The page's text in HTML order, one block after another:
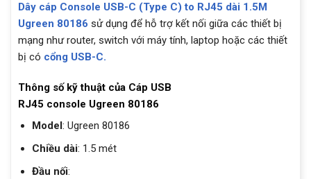
Dây cáp Console USB-C (Type C) to RJ45 dài 1.5M
Ugreen 80186 sử dụng để hỗ trợ kết nối giữa các thiết bị
mạng như router, switch với máy tính, laptop hoặc các thiết
bị có cổng USB-C.
Thông số kỹ thuật của Cáp USB
RJ45 console Ugreen 80186
Model: Ugreen 80186
Chiều dài: 1.5 mét
Đầu nối: